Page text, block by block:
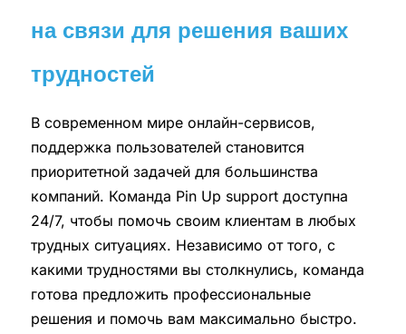
на связи для решения ваших
трудностей
В современном мире онлайн-сервисов,
поддержка пользователей становится
приоритетной задачей для большинства
компаний. Команда Pin Up support доступна
24/7, чтобы помочь своим клиентам в любых
трудных ситуациях. Независимо от того, с
какими трудностями вы столкнулись, команда
готова предложить профессиональные
решения и помочь вам максимально быстро.